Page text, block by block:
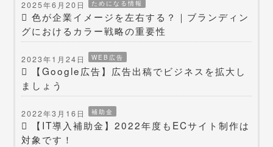
2025年6月20日 ためになる情報
色が企業イメージを左右する？｜ブランディン
グにおけるカラー戦略の重要性
2023年1月24日 WEB広告
【Google広告】広告出稿でビジネスを拡大し
ましょう
2022年3月16日 補助金
【IT導入補助金】2022年度もECサイト制作は
対象です！